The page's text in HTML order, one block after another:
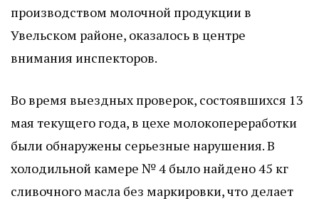
производством молочной продукции в
Увельском районе, оказалось в центре
внимания инспекторов.
Во время выездных проверок, состоявшихся 13
мая текущего года, в цехе молокопереработки
были обнаружены серьезные нарушения. В
холодильной камере № 4 было найдено 45 кг
сливочного масла без маркировки, что делает